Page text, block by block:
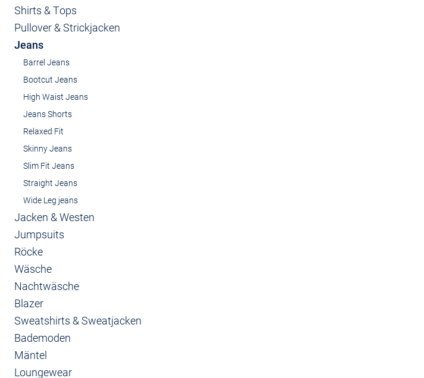
Shirts & Tops
Pullover & Strickjacken
Jeans
Barrel Jeans
Bootcut Jeans
High Waist Jeans
Jeans Shorts
Relaxed Fit
Skinny Jeans
Slim Fit Jeans
Straight Jeans
Wide Leg jeans
Jacken & Westen
Jumpsuits
Röcke
Wäsche
Nachtwäsche
Blazer
Sweatshirts & Sweatjacken
Bademoden
Mäntel
Loungewear